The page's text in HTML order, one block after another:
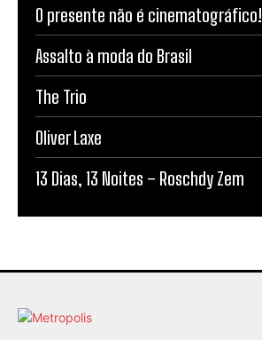
O presente não é cinematográfico!
Assalto à moda do Brasil
The Trio
Oliver Laxe
13 Dias, 13 Noites – Roschdy Zem